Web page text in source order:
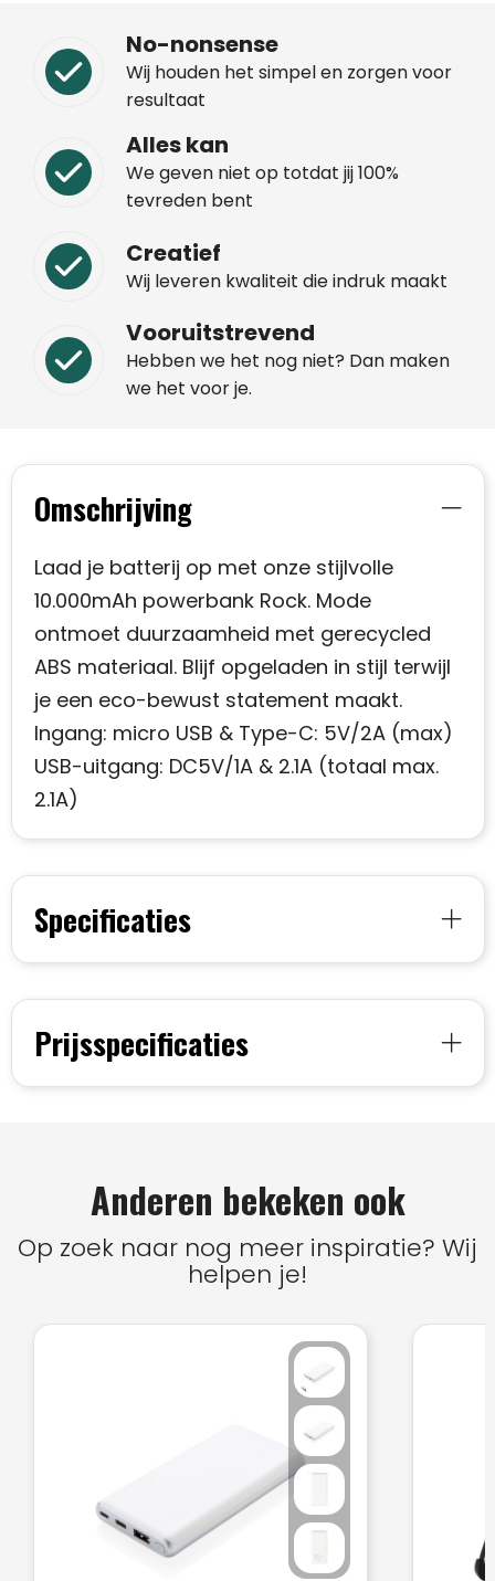
No-nonsense
Wij houden het simpel en zorgen voor
resultaat
Alles kan
We geven niet op totdat jij 100%
tevreden bent
Creatief
Wij leveren kwaliteit die indruk maakt
Vooruitstrevend
Hebben we het nog niet? Dan maken
we het voor je.
Omschrijving
Laad je batterij op met onze stijlvolle
10.000mAh powerbank Rock. Mode
ontmoet duurzaamheid met gerecycled
ABS materiaal. Blijf opgeladen in stijl terwijl
je een eco-bewust statement maakt.
Ingang: micro USB & Type-C: 5V/2A (max)
USB-uitgang: DC5V/1A & 2.1A (totaal max.
2.1A)
Specificaties
Prijsspecificaties
Anderen bekeken ook
Op zoek naar nog meer inspiratie? Wij
helpen je!